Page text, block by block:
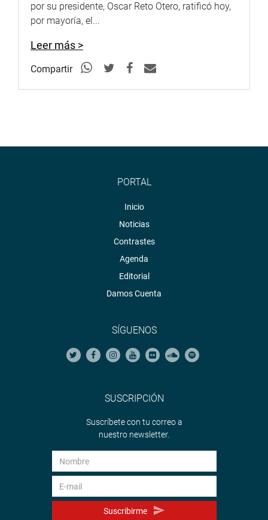
por su presidente, Oscar Reto Otero, ratificó hoy,
por mayoría, el...
Leer más >
Compartir
PORTAL
Inicio
Noticias
Contrastes
Agenda
Editorial
Damos Cuenta
SÍGUENOS
SUSCRIPCIÓN
Suscríbete con tu correo a
nuestro newsletter.
Suscribirme